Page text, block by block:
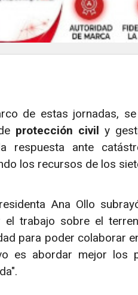
de estas jornadas,
protección civil y
respuesta ante
los recursos de los
Ana Ollo
el trabajo sobre el
para poder colaborar
es abordar mejor los